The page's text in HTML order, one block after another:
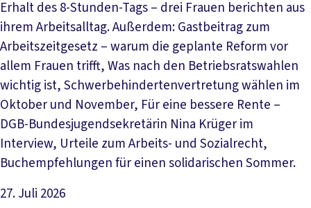
Erhalt des 8-Stunden-Tags – drei Frauen berichten aus
ihrem Arbeitsalltag. Außerdem: Gastbeitrag zum
Arbeitszeitgesetz – warum die geplante Reform vor
allem Frauen trifft, Was nach den Betriebsratswahlen
wichtig ist, Schwerbehindertenvertretung wählen im
Oktober und November, Für eine bessere Rente –
DGB-Bundesjugendsekretärin Nina Krüger im
Interview, Urteile zum Arbeits- und Sozialrecht,
Buchempfehlungen für einen solidarischen Sommer.
27. Juli 2026